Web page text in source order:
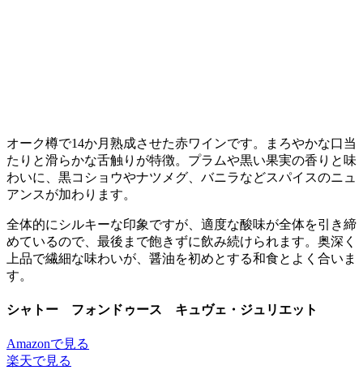
オーク樽で14か月熟成させた赤ワインです。まろやかな口当
たりと滑らかな舌触りが特徴。プラムや黒い果実の香りと味
わいに、黒コショウやナツメグ、バニラなどスパイスのニュ
アンスが加わります。
全体的にシルキーな印象ですが、適度な酸味が全体を引き締
めているので、最後まで飽きずに飲み続けられます。奥深く
上品で繊細な味わいが、醤油を初めとする和食とよく合いま
す。
シャトー フォンドゥース キュヴェ・ジュリエット
Amazonで見る
楽天で見る